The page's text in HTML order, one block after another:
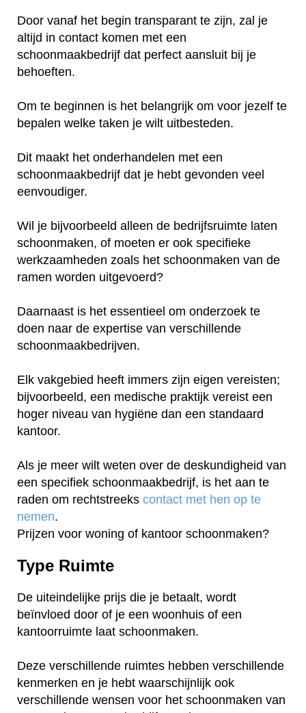
Door vanaf het begin transparant te zijn, zal je
altijd in contact komen met een
schoonmaakbedrijf dat perfect aansluit bij je
behoeften.
Om te beginnen is het belangrijk om voor jezelf te
bepalen welke taken je wilt uitbesteden.
Dit maakt het onderhandelen met een
schoonmaakbedrijf dat je hebt gevonden veel
eenvoudiger.
Wil je bijvoorbeeld alleen de bedrijfsruimte laten
schoonmaken, of moeten er ook specifieke
werkzaamheden zoals het schoonmaken van de
ramen worden uitgevoerd?
Daarnaast is het essentieel om onderzoek te
doen naar de expertise van verschillende
schoonmaakbedrijven.
Elk vakgebied heeft immers zijn eigen vereisten;
bijvoorbeeld, een medische praktijk vereist een
hoger niveau van hygiëne dan een standaard
kantoor.
Als je meer wilt weten over de deskundigheid van
een specifiek schoonmaakbedrijf, is het aan te
raden om rechtstreeks contact met hen op te
nemen.
Prijzen voor woning of kantoor schoonmaken?
Type Ruimte
De uiteindelijke prijs die je betaalt, wordt
beïnvloed door of je een woonhuis of een
kantoorruimte laat schoonmaken.
Deze verschillende ruimtes hebben verschillende
kenmerken en je hebt waarschijnlijk ook
verschillende wensen voor het schoonmaken van